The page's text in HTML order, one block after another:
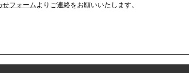
せフォームよりご連絡をお願いいたします。